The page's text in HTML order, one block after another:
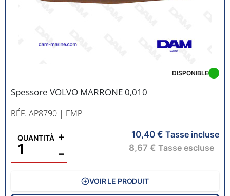
Spessore VOLVO MARRONE 0,010
RÉF. AP8790 | EMP
DISPONIBLE
10,40 € Tasse incluse
8,67 € Tasse escluse
QUANTITÀ
−
+
VOIR LE PRODUIT